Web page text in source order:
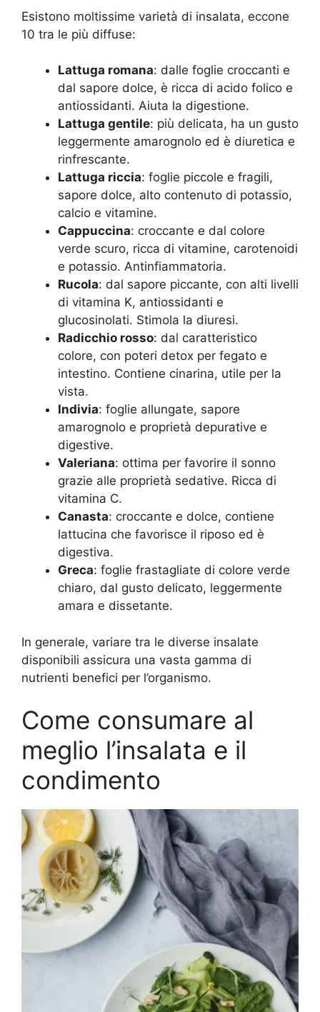
Esistono moltissime varietà di insalata, eccone
10 tra le più diffuse:
Lattuga romana: dalle foglie croccanti e
dal sapore dolce, è ricca di acido folico e
antiossidanti. Aiuta la digestione.
Lattuga gentile: più delicata, ha un gusto
leggermente amarognolo ed è diuretica e
rinfrescante.
Lattuga riccia: foglie piccole e fragili,
sapore dolce, alto contenuto di potassio,
calcio e vitamine.
Cappuccina: croccante e dal colore
verde scuro, ricca di vitamine, carotenoidi
e potassio. Antinfiammatoria.
Rucola: dal sapore piccante, con alti livelli
di vitamina K, antiossidanti e
glucosinolati. Stimola la diuresi.
Radicchio rosso: dal caratteristico
colore, con poteri detox per fegato e
intestino. Contiene cinarina, utile per la
vista.
Indivia: foglie allungate, sapore
amarognolo e proprietà depurative e
digestive.
Valeriana: ottima per favorire il sonno
grazie alle proprietà sedative. Ricca di
vitamina C.
Canasta: croccante e dolce, contiene
lattucina che favorisce il riposo ed è
digestiva.
Greca: foglie frastagliate di colore verde
chiaro, dal gusto delicato, leggermente
amara e dissetante.
In generale, variare tra le diverse insalate
disponibili assicura una vasta gamma di
nutrienti benefici per l’organismo.
Come consumare al
meglio l’insalata e il
condimento